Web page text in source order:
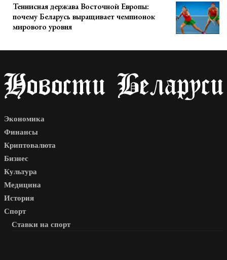
Теннисная держава Восточной Европы:
почему Беларусь выращивает чемпионок
мирового уровня
Экономика
Финансы
Криптовалюта
Бизнес
Культура
Медицина
История
Спорт
Ставки на спорт